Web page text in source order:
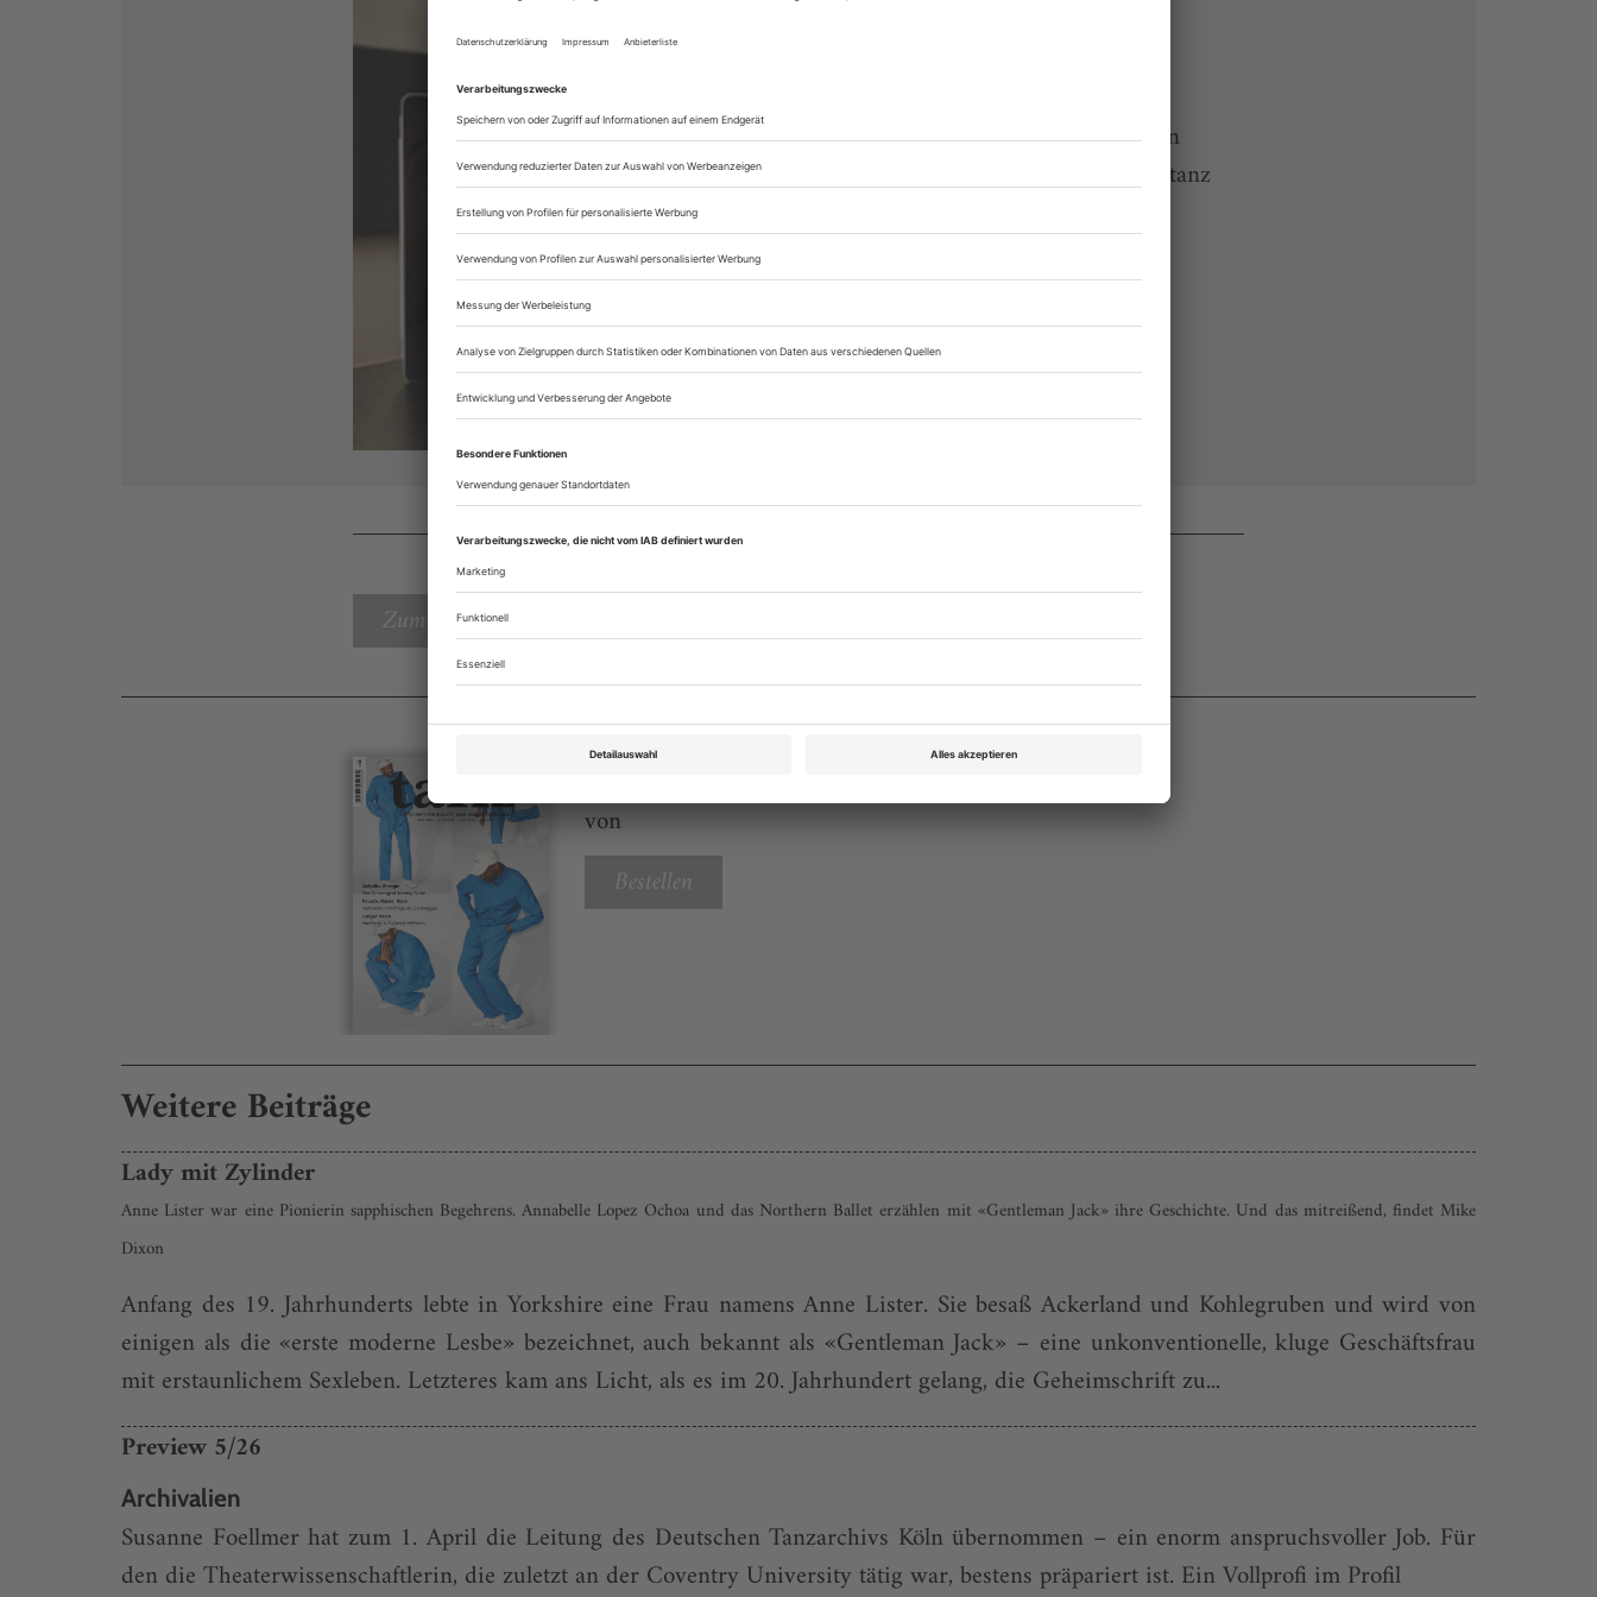
Lesegenuss auf allen Endgeräten
Zugang zum Onlinearchiv von tanz
Sie können alle Vorteile des Abos
Digital-Abo testen
Zum Inhaltsverzeichnis
Tanz Mai 2026
Rubrik: Praxis, Seite 72
von
Bestellen
Weitere Beiträge
Lady mit Zylinder
Anne Lister war eine Pionierin sapphischen Begehrens. Annabelle Lopez Ochoa und das Northern Ballet erzählen mit «Gentleman Jack» ihre Geschichte. Und das mitreißend, findet Mike
Dixon
Anfang des 19. Jahrhunderts lebte in Yorkshire eine Frau namens Anne Lister. Sie besaß Ackerland und Kohlegruben und wird von
einigen als die «erste moderne Lesbe» bezeichnet, auch bekannt als «Gentleman Jack» – eine unkonventionelle, kluge Geschäftsfrau
mit erstaunlichem Sexleben. Letzteres kam ans Licht, als es im 20. Jahrhundert gelang, die Geheimschrift zu...
Preview 5/26
Archivalien
Susanne Foellmer hat zum 1. April die Leitung des Deutschen Tanzarchivs Köln übernommen – ein enorm anspruchsvoller Job. Für
den die Theaterwissenschaftlerin, die zuletzt an der Coventry University tätig war, bestens präpariert ist. Ein Vollprofi im Profil